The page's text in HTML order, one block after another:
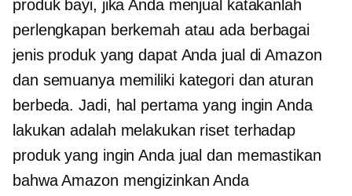
produk bayi, jika Anda menjual katakanlah
perlengkapan berkemah atau ada berbagai
jenis produk yang dapat Anda jual di Amazon
dan semuanya memiliki kategori dan aturan
berbeda. Jadi, hal pertama yang ingin Anda
lakukan adalah melakukan riset terhadap
produk yang ingin Anda jual dan memastikan
bahwa Amazon mengizinkan Anda